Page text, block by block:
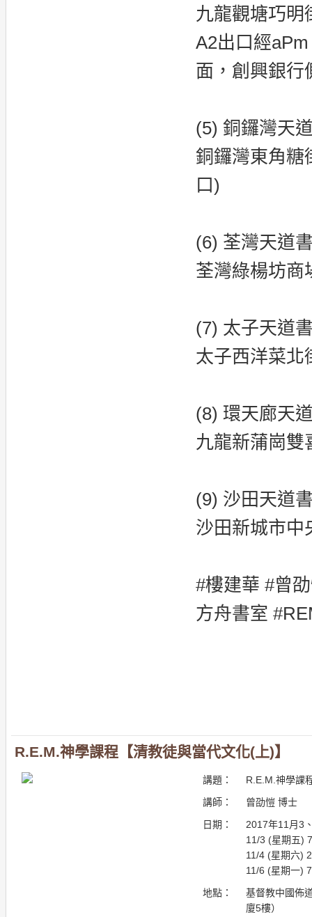
九龍觀塘巧明
A2出口經
面，創興銀行
(5) 銅鑼灣天
銅鑼灣東角糖
口)
(6) 荃灣天道
荃灣綠楊坊商
(7) 太子天道
太子西洋菜北
(8) 環天廊天
九龍新蒲崗雙
(9) 沙田天道
沙田新城市中
#樓建華 #曾
方舟書室
R.E.M.神學課程【清教徒與當代文化(上)】
講題：
R.E.M.神學課
講師：
曾劭愷 博士
日期：
2017年11月3
11/3 (星期五)
11/4 (星期六)
11/6 (星期一)
地點：
基督教中國佈
廈5樓）